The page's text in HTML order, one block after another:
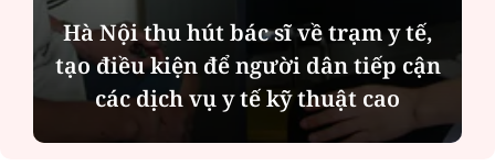
Hà Nội thu hút bác sĩ về trạm y tế,
tạo điều kiện để người dân tiếp cận
các dịch vụ y tế kỹ thuật cao